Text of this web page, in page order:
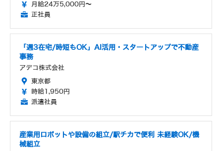
月給24万5,000円～
正社員
「週3在宅/時短もOK」AI活用・スタートアップで不動産
事務
アデコ株式会社
東京都
時給1,950円
派遣社員
産業用ロボットや設備の組立/駅チカで便利 未経験OK/機
械組立